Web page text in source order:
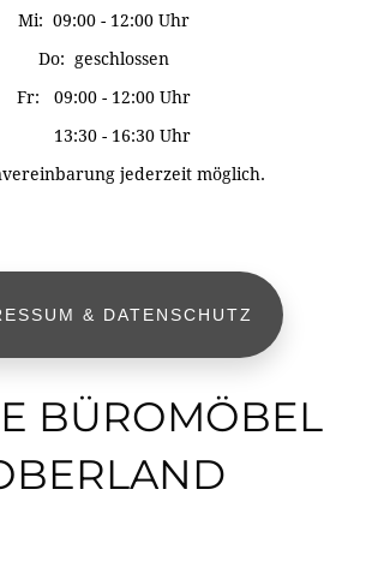
Mi: 09:00 - 12:00 Uhr
Do: geschlossen
Fr: 09:00 - 12:00 Uhr
13:30 - 16:30 Uhr
jederzeit möglich.
& DATENSCHUTZ
BÜROMÖBEL